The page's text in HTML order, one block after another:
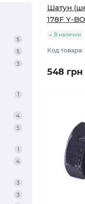
5
5
3
1
4
5
1
4
3
3
Шатун
178F Y-
В наличии
Код товара:
548 грн